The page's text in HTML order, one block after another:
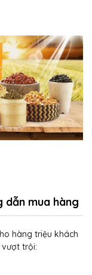
dẫn mua hàng
hàng triệu khách
trội: